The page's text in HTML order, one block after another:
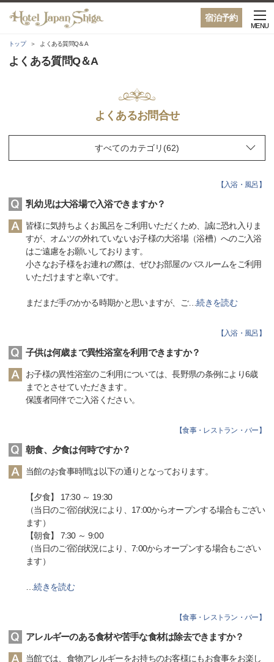
宿泊予約
MENU
トップ よくある質問Q＆A
よくある質問Q＆A
よくあるお問合せ
【 入浴・風呂 】
乳幼児は大浴場で入浴できますか？
皆様に気持ちよくお風呂をご利用いただくため、誠に恐れ入りま
すが、オムツの外れていないお子様の大浴場（浴槽）へのご入浴
はご遠慮をお願いしております。
小さなお子様をお連れの際は、ぜひお部屋のバスルームをご利用
いただけますと幸いです。
まだまだ手のかかる時期かと思いますが、ご…続きを読む
【 入浴・風呂 】
子供は何歳まで異性浴室を利用できますか？
お子様の異性浴室のご利用については、長野県の条例により6歳
までとさせていただきます。
保護者同伴でご入浴ください。
【食事・レストラン・バー 】
朝食、夕食は何時ですか？
当館のお食事時間は以下の通りとなっております。
【夕食】 17:30 ～ 19:30
（当日のご宿泊状況により、17:00からオープンする場合もござい
ます）
【朝食】 7:30 ～ 9:00
（当日のご宿泊状況により、7:00からオープンする場合もござい
ます）
…続きを読む
【食事・レストラン・バー 】
アレルギーのある食材や苦手な食材は除去できますか？
当館では、食物アレルギーをお持ちのお客様にもお食事をお楽し